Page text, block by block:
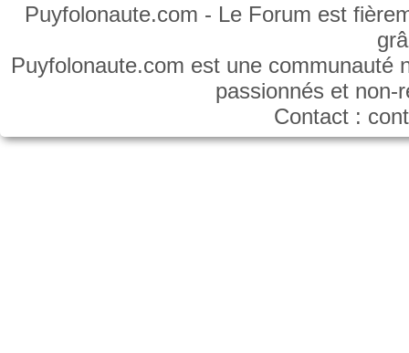
Puyfolonaute.com - Le Forum est
Puyfolonaute.com est une communauté
passionnés et
Contact :